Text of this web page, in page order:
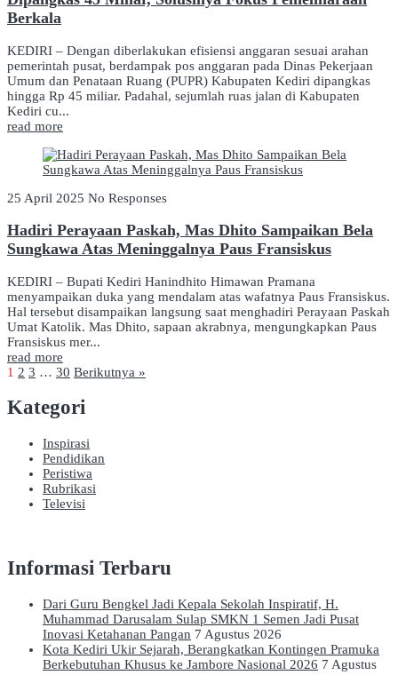
Berkala
KEDIRI – Dengan diberlakukan efisiensi anggaran sesuai arahan
pemerintah pusat, berdampak pos anggaran pada Dinas Pekerjaan
Umum dan Penataan Ruang (PUPR) Kabupaten Kediri dipangkas
hingga Rp 45 miliar. Padahal, sejumlah ruas jalan di Kabupaten
Kediri cu...
read more
25 April 2025 No Responses
Hadiri Perayaan Paskah, Mas Dhito Sampaikan Bela
Sungkawa Atas Meninggalnya Paus Fransiskus
KEDIRI – Bupati Kediri Hanindhito Himawan Pramana
menyampaikan duka yang mendalam atas wafatnya Paus Fransiskus.
Hal tersebut disampaikan langsung saat menghadiri Perayaan Paskah
Umat Katolik. Mas Dhito, sapaan akrabnya, mengungkapkan Paus
Fransiskus mer...
read more
1 2 3 … 30 Berikutnya »
Kategori
Inspirasi
Pendidikan
Peristiwa
Rubrikasi
Televisi
Informasi Terbaru
Dari Guru Bengkel Jadi Kepala Sekolah Inspiratif, H.
Muhammad Darusalam Sulap SMKN 1 Semen Jadi Pusat
Inovasi Ketahanan Pangan 7 Agustus 2026
Kota Kediri Ukir Sejarah, Berangkatkan Kontingen Pramuka
Berkebutuhan Khusus ke Jambore Nasional 2026 7 Agustus